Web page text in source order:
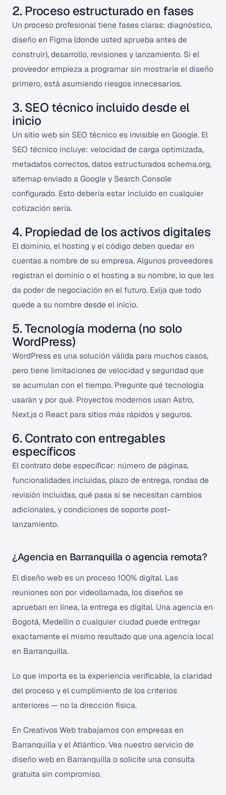
2. Proceso estructurado en fases
Un proceso profesional tiene fases claras: diagnóstico,
diseño en Figma (donde usted aprueba antes de
construir), desarrollo, revisiones y lanzamiento. Si el
proveedor empieza a programar sin mostrarle el diseño
primero, está asumiendo riesgos innecesarios.
3. SEO técnico incluido desde el
inicio
Un sitio web sin SEO técnico es invisible en Google. El
SEO técnico incluye: velocidad de carga optimizada,
metadatos correctos, datos estructurados schema.org,
sitemap enviado a Google y Search Console
configurado. Esto debería estar incluido en cualquier
cotización seria.
4. Propiedad de los activos digitales
El dominio, el hosting y el código deben quedar en
cuentas a nombre de su empresa. Algunos proveedores
registran el dominio o el hosting a su nombre, lo que les
da poder de negociación en el futuro. Exija que todo
quede a su nombre desde el inicio.
5. Tecnología moderna (no solo
WordPress)
WordPress es una solución válida para muchos casos,
pero tiene limitaciones de velocidad y seguridad que
se acumulan con el tiempo. Pregunte qué tecnología
usarán y por qué. Proyectos modernos usan Astro,
Next.js o React para sitios más rápidos y seguros.
6. Contrato con entregables
específicos
El contrato debe especificar: número de páginas,
funcionalidades incluidas, plazo de entrega, rondas de
revisión incluidas, qué pasa si se necesitan cambios
adicionales, y condiciones de soporte post-
lanzamiento.
¿Agencia en Barranquilla o agencia remota?
El diseño web es un proceso 100% digital. Las
reuniones son por videollamada, los diseños se
aprueban en línea, la entrega es digital. Una agencia en
Bogotá, Medellín o cualquier ciudad puede entregar
exactamente el mismo resultado que una agencia local
en Barranquilla.
Lo que importa es la experiencia verificable, la claridad
del proceso y el cumplimiento de los criterios
anteriores — no la dirección física.
En Creativos Web trabajamos con empresas en
Barranquilla y el Atlántico.Vea nuestro servicio de
diseño web en Barranquillaosolicite una consulta
gratuita sin compromiso.